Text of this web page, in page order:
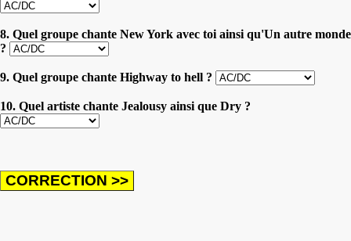
8. Quel groupe chante New York avec toi ainsi qu'Un autre monde
?
9. Quel groupe chante Highway to hell ?
10. Quel artiste chante Jealousy ainsi que Dry ?